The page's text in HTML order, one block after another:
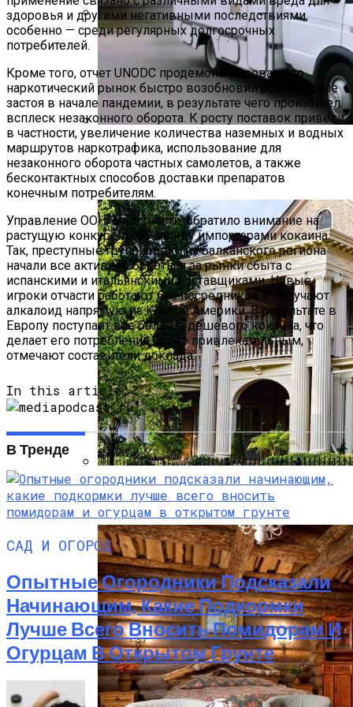
Растения-Вампиры: 15 Популярных
Домашних Цветов, Которые Крадут
Ваше Здоровье День За Днем
Дом На Колесах Своими Руками Из
Фургона ГАЗель: Пошаговый Гайд С
Фото
Дом В Викторианском Стиле: История,
Особенности И Типы Сооружений
здоровья и другими негативными последствиями,
особенно — среди регулярных долгосрочных
потребителей.
Кроме того, отчет UNODC продемонстрировал, что
наркотический рынок быстро возобновил работу после
застоя в начале пандемии, в результате чего произошел
всплеск незаконного оборота. К росту поставок привели,
в частности, увеличение количества наземных и водных
маршрутов наркотрафика, использование для
незаконного оборота частных самолетов, а также
бесконтактных способов доставки препаратов
конечным потребителям.
Управление ООН, в частности, обратило внимание на
растущую конкуренцию между импортерами кокаина.
Так, преступные группировки из балканского региона
начали все активнее бороться за рынки сбыта с
испанскими и итальянскими поставщиками. Новые
игроки отчасти работают без посредников и получают
алкалоид напрямую из Южной Америки. В результате в
Европу поступает все больше дешевого кокаина, что
делает его потребление более привлекательным,
отмечают составители доклада.
In this article:
В Тренде
САД И ОГОРОД
Опытные Огородники Подсказали
Начинающим, Какие Подкормки
Лучше Всего Вносить Помидорам И
Огурцам В Открытом Грунте